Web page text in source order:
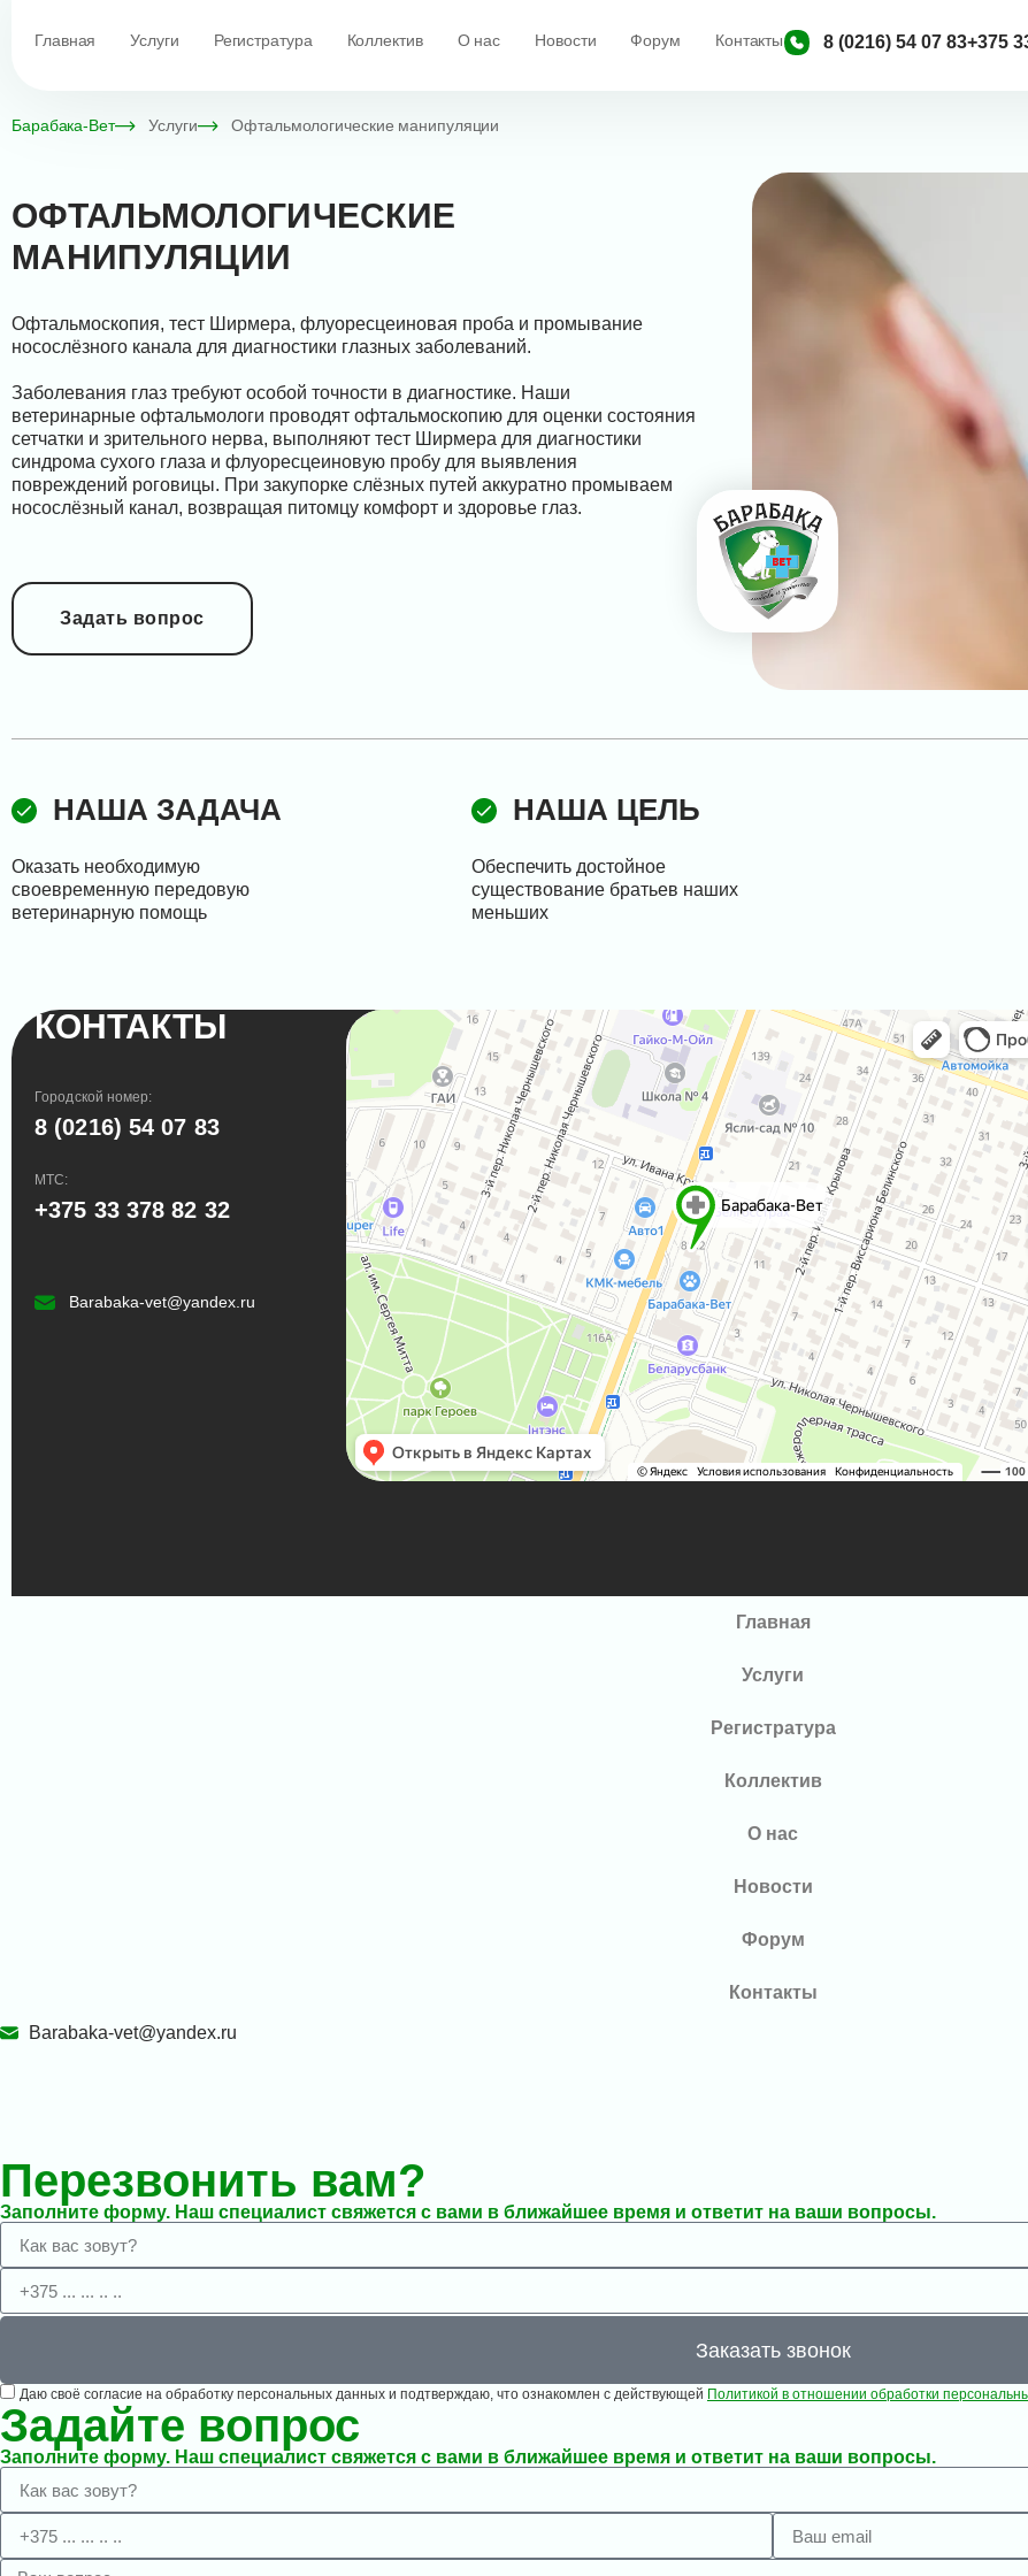
Главная Услуги Регистратура Коллектив О нас Новости Форум Контакты 8 (0216) 54 07 83+375
Барабака-Вет Услуги Офтальмологические манипуляции
ОФТАЛЬМОЛОГИЧЕСКИЕ
МАНИПУЛЯЦИИ
Офтальмоскопия, тест Ширмера, флуоресцеиновая проба и промывание
носослёзного канала для диагностики глазных заболеваний.
Заболевания глаз требуют особой точности в диагностике. Наши
ветеринарные офтальмологи проводят офтальмоскопию для оценки состояния
сетчатки и зрительного нерва, выполняют тест Ширмера для диагностики
синдрома сухого глаза и флуоресцеиновую пробу для выявления
повреждений роговицы. При закупорке слёзных путей аккуратно промываем
носослёзный канал, возвращая питомцу комфорт и здоровье глаз.
Задать вопрос
НАША ЗАДАЧА
Оказать необходимую
своевременную передовую
ветеринарную помощь
НАША ЦЕЛЬ
Обеспечить достойное
существование братьев наших
меньших
КОНТАКТЫ
Городской номер:
8 (0216) 54 07 83
МТС:
+375 33 378 82 32
Barabaka-vet@yandex.ru
Главная
Услуги
Регистратура
Коллектив
О нас
Новости
Форум
Контакты
Barabaka-vet@yandex.ru
Перезвонить вам?
Заполните форму. Наш специалист свяжется с вами в ближайшее время и ответит на ваши вопросы.
Даю своё согласие на обработку персональных данных и подтверждаю, что ознакомлен с действующей Политикой в отношении обработки
Заказать звонок
Задайте вопрос
Заполните форму. Наш специалист свяжется с вами в ближайшее время и ответит на ваши вопросы.